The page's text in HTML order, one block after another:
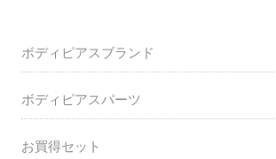
ボディピアスブランド
ボディピアスパーツ
お買得セット